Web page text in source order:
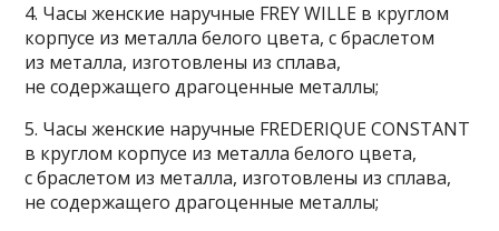
4. Часы женские наручные FREY WILLE в круглом
корпусе из металла белого цвета, с браслетом
из металла, изготовлены из сплава,
не содержащего драгоценные металлы;
5. Часы женские наручные FREDERIQUE CONSTANT
в круглом корпусе из металла белого цвета,
с браслетом из металла, изготовлены из сплава,
не содержащего драгоценные металлы;